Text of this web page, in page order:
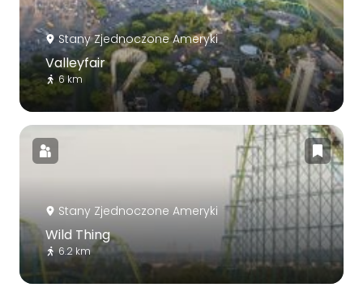
Stany Zjednoczone Ameryki
Valleyfair
6 km
Stany Zjednoczone Ameryki
Wild Thing
6.2 km